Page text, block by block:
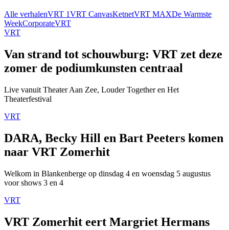
Alle verhalenVRT 1VRT CanvasKetnetVRT MAXDe Warmste
WeekCorporateVRT
VRT
Van strand tot schouwburg: VRT zet deze
zomer de podiumkunsten centraal
Live vanuit Theater Aan Zee, Louder Together en Het
Theaterfestival
VRT
DARA, Becky Hill en Bart Peeters komen
naar VRT Zomerhit
Welkom in Blankenberge op dinsdag 4 en woensdag 5 augustus
voor shows 3 en 4
VRT
VRT Zomerhit eert Margriet Hermans